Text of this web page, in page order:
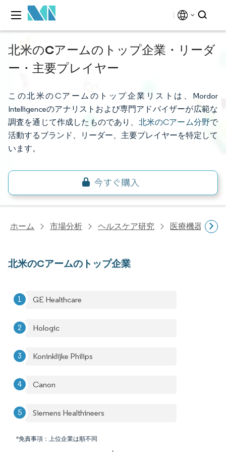
北米のCアームのトップ企業・リーダ
ー・主要プレイヤー
この北米のCアームのトップ企業リストは、Mordor
Intelligenceのアナリストおよび専門アドバイザーが広範な
調査を通じて作成したものであり、 北米のCアーム分野で
活動するブランド、リーダー、主要プレイヤーを特定して
います。
ホーム 市場分析 ヘルスケア研究 医療機器研究
北米のCアームのトップ企業
GE Healthcare
Hologic
Koninklijke Philips
Canon
Siemens Healthineers
*免責事項：上位企業は順不同